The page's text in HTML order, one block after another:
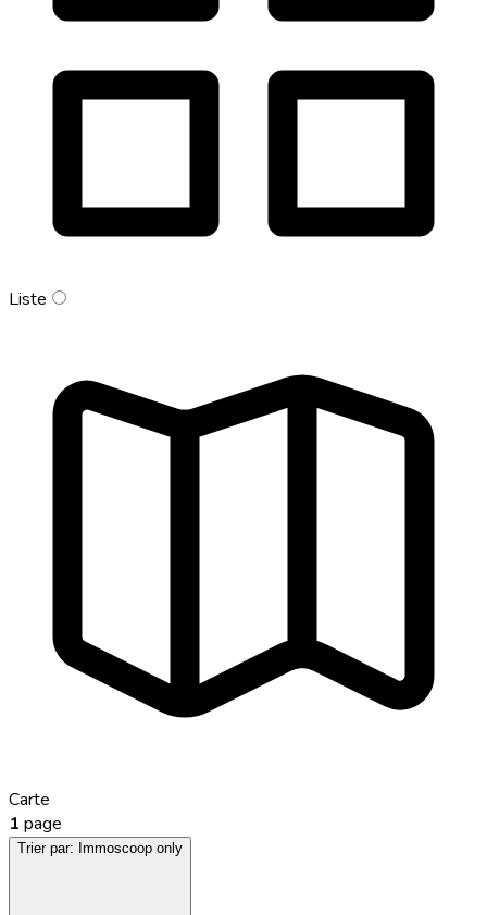
Liste
Carte
1 page
Trier par: Immoscoop only